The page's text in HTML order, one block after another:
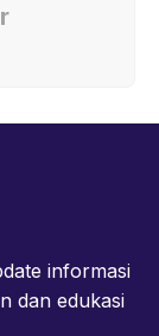
informasi
dan edukasi